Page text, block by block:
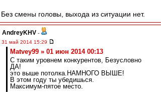
Без смены головы, выхода из ситуации нет.
AndreyKHV -
31 май 2014 15:29
Matvey99 » 01 июн 2014 00:13
С таким уровнем конкурентов, Безусловно
ДА!
это выше потолка.НАМНОГО ВЫШЕ!
В этом году ты убедишься.
Максимум-пятое место.